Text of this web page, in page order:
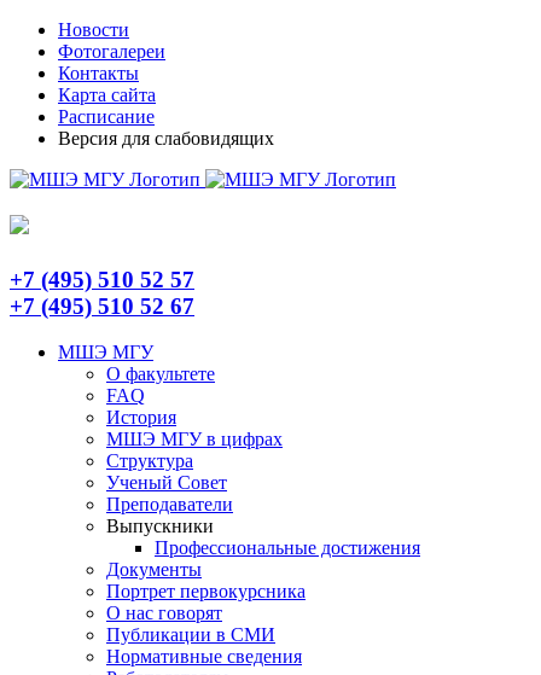
Skip
content
TelegramНовости
Фотогалереи
Контакты
Карта сайта
Расписание
Версия для слабовидящих
+7 (495) 510 52 57
+7 (495) 510 52 67
МШЭ МГУ
О факультете
FAQ
История
МШЭ МГУ в цифрах
Структура
Ученый Совет
Преподаватели
Выпускники
Профессиональные достижения
Документы
Портрет первокурсника
О нас говорят
Публикации в СМИ
Нормативные сведения